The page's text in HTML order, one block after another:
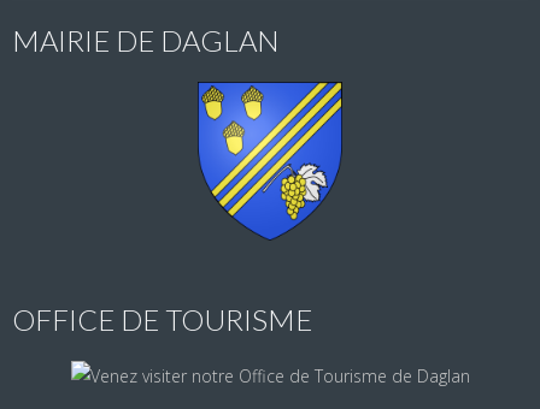
MAIRIE DE DAGLAN
OFFICE DE TOURISME